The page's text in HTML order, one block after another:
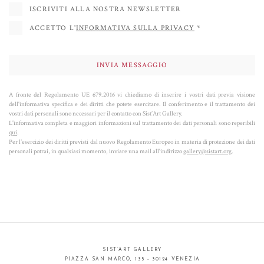
ISCRIVITI ALLA NOSTRA NEWSLETTER
ACCETTO L'INFORMATIVA SULLA PRIVACY *
A fronte del Regolamento UE 679.2016 vi chiediamo di inserire i vostri dati previa visione
dell'informativa specifica e dei diritti che potete esercitare. Il conferimento e il trattamento dei
vostri dati personali sono necessari per il contatto con Sist’Art Gallery.
L'informativa completa e maggiori informazioni sul trattamento dei dati personali sono reperibili
qui.
Per l'esercizio dei diritti previsti dal nuovo Regolamento Europeo in materia di protezione dei dati
personali potrai, in qualsiasi momento, inviare una mail all'indirizzogallery@sistart.org.
SIST’ART GALLERY
PIAZZA SAN MARCO, 135 - 30124 VENEZIA